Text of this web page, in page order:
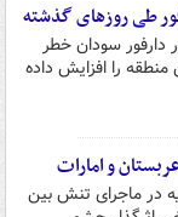
طی روزهای گذشته
دارفور سودان خطر
را افزایش داده
و امارات
در ماجرای تنش بین